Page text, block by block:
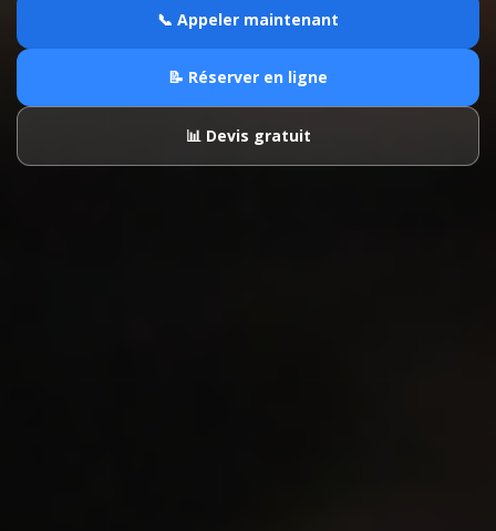
📞 Appeler maintenant
📝 Réserver en ligne
📊 Devis gratuit